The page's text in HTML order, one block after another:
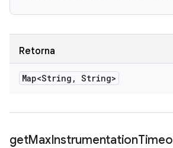
Retorna
Map<String , String>
getMaxInstrumentation